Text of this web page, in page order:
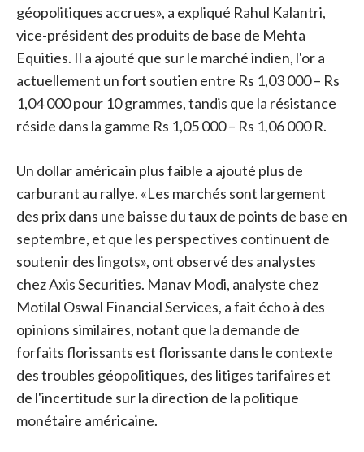
géopolitiques accrues», a expliqué Rahul Kalantri,
vice-président des produits de base de Mehta
Equities. Il a ajouté que sur le marché indien, l'or a
actuellement un fort soutien entre Rs 1,03 000 – Rs
1,04 000 pour 10 grammes, tandis que la résistance
réside dans la gamme Rs 1,05 000 – Rs 1,06 000 R.
Un dollar américain plus faible a ajouté plus de
carburant au rallye. «Les marchés sont largement
des prix dans une baisse du taux de points de base en
septembre, et que les perspectives continuent de
soutenir des lingots», ont observé des analystes
chez Axis Securities. Manav Modi, analyste chez
Motilal Oswal Financial Services, a fait écho à des
opinions similaires, notant que la demande de
forfaits florissants est florissante dans le contexte
des troubles géopolitiques, des litiges tarifaires et
de l'incertitude sur la direction de la politique
monétaire américaine.